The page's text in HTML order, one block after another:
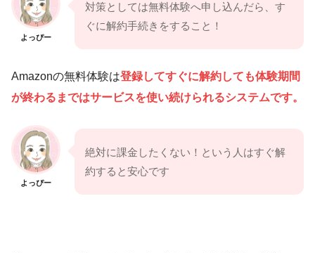
よっぴー
対策としては無料体験へ申し込んだら、す
ぐに解約手続きをすること！
Amazonの無料体験は登録してすぐに解約しても体験期間
が終わる まではサービスを使い続けられるシステムです。
よっぴー
絶対に課金したくない！という人はすぐ解
約すると安心です